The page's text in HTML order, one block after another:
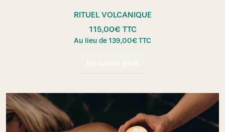
RITUEL VOLCANIQUE
115,00€ TTC
Au lieu de 139,00€TTC
En savoir plus